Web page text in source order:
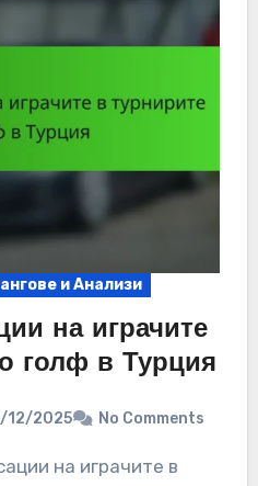
и Анализи
на играчите
голф в Турция
12/2025 No Comments